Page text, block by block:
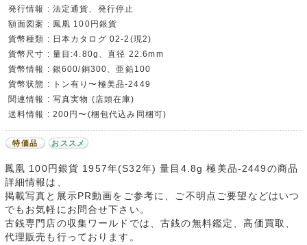
発行情報 : 法定通貨、発行停止
額面図案 : 鳳凰 100円銀貨
貨幣種類 : 日本カタログ 02-2(現2)
貨幣尺寸 : 量目:4.80g、直径 22.6mm
貨幣情報 : 銀600/銅300、亜鉛100
貨幣状態 : トン有り〜極美品-2449
関連情報 : 写真実物 (店頭在庫)
送料情報 : 200円〜(梱包代込み同梱可)
特価品 おススメ
鳳凰 100円銀貨 1957年(S32年) 量目4.8g 極美品-2449の商品
詳細情報は、
掲載写真と展示PR動画をご参考に、ご不明点ご要望などはいつ
でもお気軽にお問合せ下さい。
古銭専門店の収集ワールドでは、古銭の無料鑑定、高価買取、
代理販売も行っております。